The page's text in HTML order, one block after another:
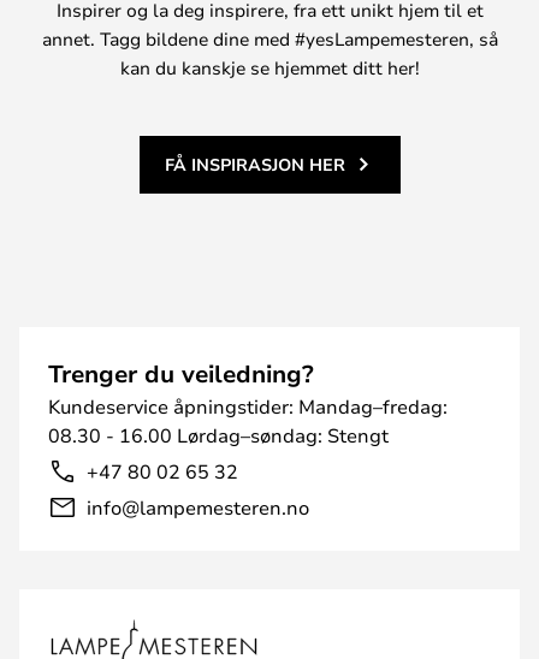
Inspirer og la deg inspirere, fra ett unikt hjem til et
annet. Tagg bildene dine med #yesLampemesteren, så
kan du kanskje se hjemmet ditt her!
FÅ INSPIRASJON HER
Trenger du veiledning?
Kundeservice åpningstider: Mandag–fredag:
08.30 - 16.00 Lørdag–søndag: Stengt
+47 80 02 65 32
info@lampemesteren.no